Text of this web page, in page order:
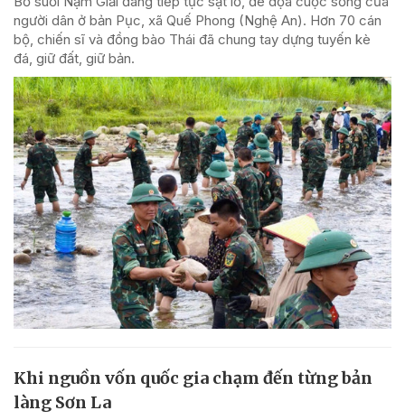
người dân ở bản Pục, xã Quế Phong (Nghệ An). Hơn 70 cán
bộ, chiến sĩ và đồng bào Thái đã chung tay dựng tuyến kè
đá, giữ đất, giữ bản.
Khi nguồn vốn quốc gia chạm đến từng bản
làng Sơn La